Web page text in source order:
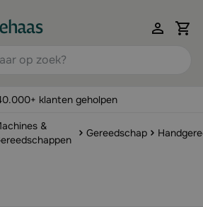
klanten geholpen
&
Gereedschap